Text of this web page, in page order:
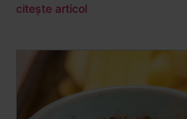
citește articol